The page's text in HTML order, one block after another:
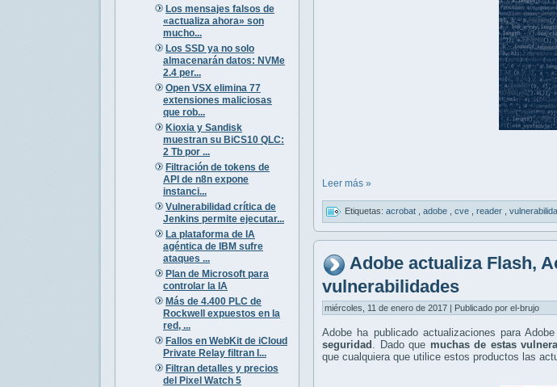
Los mensajes falsos de
«actualiza ahora» son
mucho...
Los SSD ya no solo
almacenarán datos: NVMe
2.4 per...
Open VSX elimina 77
extensiones maliciosas
que rob...
Kioxia y Sandisk
muestran su BiCS10 QLC:
2 Tb por ...
Filtración de tokens de
API de n8n expone
instanci...
Vulnerabilidad crítica de
Jenkins permite ejecutar...
La plataforma de IA
agéntica de IBM sufre
ataques ...
Plan de Microsoft para
controlar la IA
Más de 4.400 PLC de
Rockwell expuestos en la
red, ...
Fallos en WebKit de iCloud
Private Relay filtran I...
Filtran detalles y precios
del Pixel Watch 5
Leer más »
Etiquetas: acrobat adobe cve reader
Adobe actualiza Flash,
vulnerabilidades
miércoles, 11 de enero de 2017 | Publicado por el-brujo
Adobe ha publicado actualizaciones para
seguridad . Dado que muchas de estas
que cualquiera que utilice estos productos las